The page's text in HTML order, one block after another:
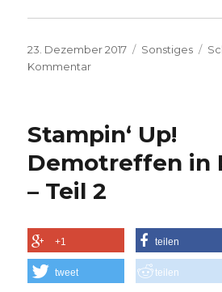
Veröffentlicht
am
23. Dezember 2017 Kategorien
Sonstiges
Kommentarzu
Stampin‘ Up!
Demotreffen in
– Teil 2
+1 teilen
tweet teilen